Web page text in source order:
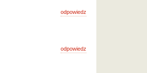
odpowiedz
odpowiedz